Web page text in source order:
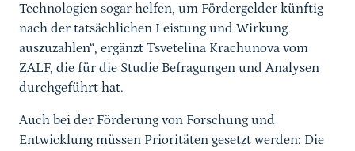
Technologien sogar helfen, um Fördergelder künftig
nach der tatsächlichen Leistung und Wirkung
auszuzahlen“, ergänzt Tsvetelina Krachunova vom
ZALF, die für die Studie Befragungen und Analysen
durchgeführt hat.
Auch bei der Förderung von Forschung und
Entwicklung müssen Prioritäten gesetzt werden: Die